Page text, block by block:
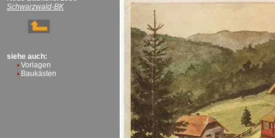
Schwarzwald-BK
siehe auch:
Vorlagen
Baukästen